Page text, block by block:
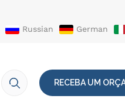
Russian German
RECEBA UM